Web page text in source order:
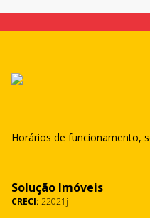
Horários de funcionamento,
Solução Imóveis
CRECI: 22021j